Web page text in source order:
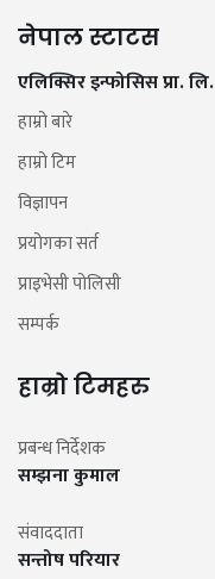
नेपाल स्टाटस
एलिक्सिर इन्फोसिस प्रा. लि.
हाम्रो बारे
हाम्रो टिम
विज्ञापन
प्रयोगका सर्त
प्राइभेसी पोलिसी
सम्पर्क
हाम्रो टिमहरु
प्रबन्ध निर्देशक
सम्झना कुमाल
संवाददाता
सन्तोष परियार